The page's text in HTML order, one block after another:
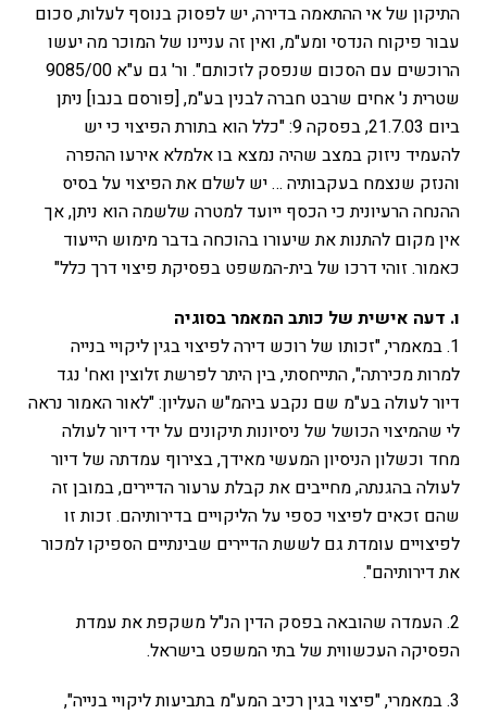
התיקון של אי ההתאמה בדירה, יש לפסוק בנוסף לעלות, סכום
עבור פיקוח הנדסי ומע"מ, ואין זה עניינו של המוכר מה יעשו
הרוכשים עם הסכום שנפסק לזכותם". ור' גם ע"א 9085/00
שטרית נ' אחים שרבט חברה לבנין בע"מ, [פורסם בנבו] ניתן
ביום 21.7.03, בפסקה 9: "כלל הוא בתורת הפיצוי כי יש
להעמיד ניזוק במצב שהיה נמצא בו אלמלא אירעו ההפרה
והנזק שנצמח בעקבותיה … יש לשלם את הפיצוי על בסיס
ההנחה הרעיונית כי הכסף ייועד למטרה שלשמה הוא ניתן, אך
אין מקום להתנות את שיעורו בהוכחה בדבר מימוש הייעוד
כאמור. זוהי דרכו של בית-המשפט בפסיקת פיצוי דרך כלל"
ו. דעה אישית של כותב המאמר בסוגיה
1. במאמרי, "זכותו של רוכש דירה לפיצוי בגין ליקויי בנייה
למרות מכירתה", התייחסתי, בין היתר לפרשת זלוצין ואח' נגד
דיור לעולה בע"מ שם נקבע ביהמ"ש העליון: "לאור האמור נראה
לי שהמיצוי הכושל של ניסיונות תיקונים על ידי דיור לעולה
מחד וכשלון הניסיון המעשי מאידך, בצירוף עמדתה של דיור
לעולה בהגנתה, מחייבים את קבלת ערעור הדיירים, במובן זה
שהם זכאים לפיצוי כספי על הליקויים בדירותיהם. זכות זו
לפיצויים עומדת גם לששת הדיירים שבינתיים הספיקו למכור
את דירותיהם".
2. העמדה שהובאה בפסק הדין הנ"ל משקפת את עמדת
הפסיקה העכשווית של בתי המשפט בישראל.
3. במאמרי, "פיצוי בגין רכיב המע"מ בתביעות ליקויי בנייה",